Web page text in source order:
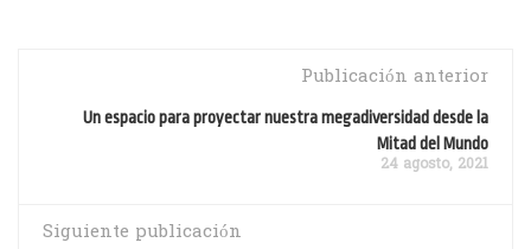
Publicación anterior
Un espacio para proyectar nuestra megadiversidad desde la
Mitad del Mundo
24 agosto, 2021
Siguiente publicación